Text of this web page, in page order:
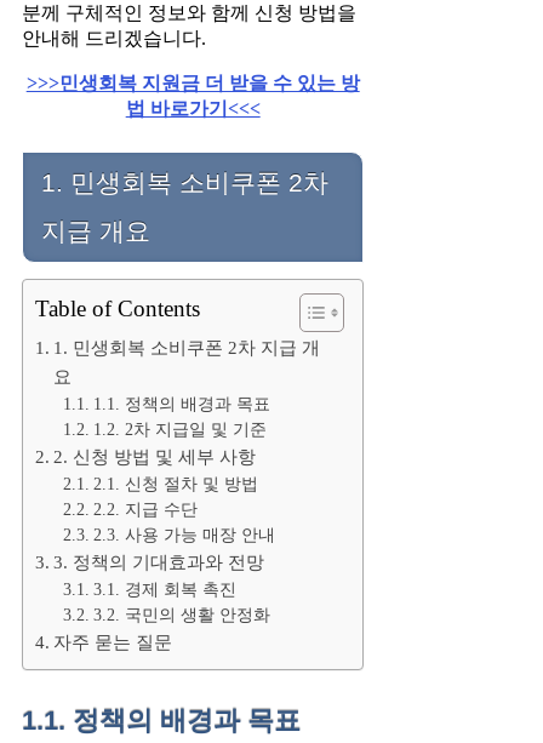
분께 구체적인 정보와 함께 신청 방법을
안내해 드리겠습니다.
>>>민생회복 지원금 더 받을 수 있는 방
법 바로가기<<<
1. 민생회복 소비쿠폰 2차
지급 개요
Table of Contents
1. 민생회복 소비쿠폰 2차 지급 개
요
1.1. 정책의 배경과 목표
1.2. 2차 지급일 및 기준
2. 신청 방법 및 세부 사항
2.1. 신청 절차 및 방법
2.2. 지급 수단
2.3. 사용 가능 매장 안내
3. 정책의 기대효과와 전망
3.1. 경제 회복 촉진
3.2. 국민의 생활 안정화
자주 묻는 질문
1.1. 정책의 배경과 목표